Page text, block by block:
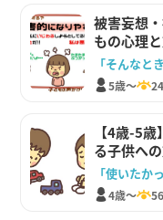
被害妄想
もの心理
5歳～
【4歳-5
る子供へ
回避策
4歳～